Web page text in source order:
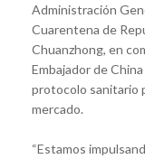
Administración
Cuarentena de
Chuanzhong, en
Embajador de
protocolo sanitario
mercado.
“Estamos